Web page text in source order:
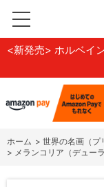
<新発売> ホルベイ
ホーム > 世界の名画（プ
> メランコリア（デュー